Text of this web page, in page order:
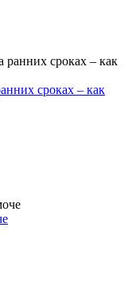
сроках – как